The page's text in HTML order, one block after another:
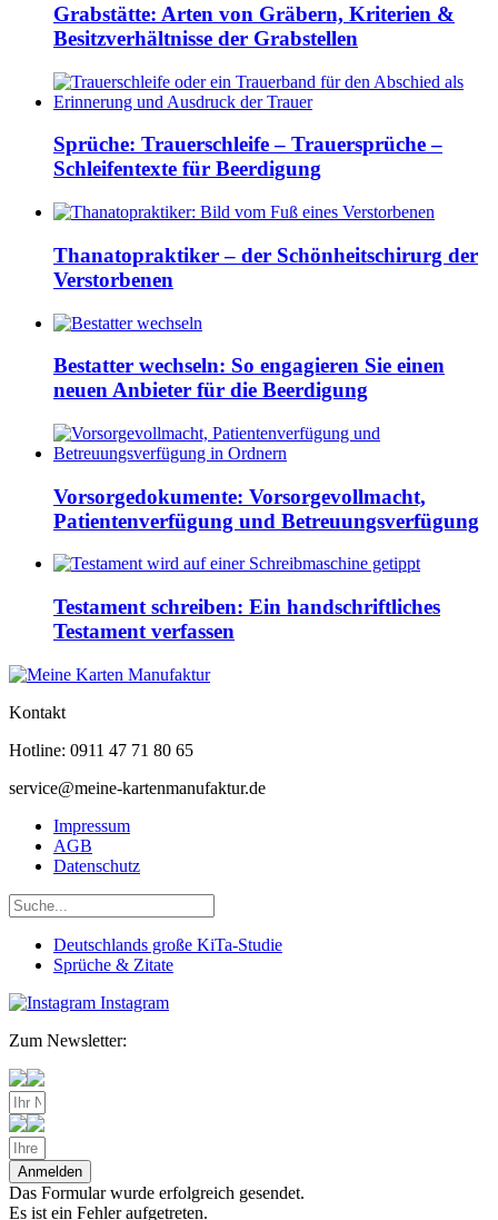
Grabstätte: Arten von Gräbern, Kriterien &
Besitzverhältnisse der Grabstellen
Sprüche: Trauerschleife – Trauersprüche –
Schleifentexte für Beerdigung
Thanatopraktiker – der Schönheitschirurg der
Verstorbenen
Bestatter wechseln: So engagieren Sie einen
neuen Anbieter für die Beerdigung
Vorsorgedokumente: Vorsorgevollmacht,
Patientenverfügung und Betreuungsverfügung
Testament schreiben: Ein handschriftliches
Testament verfassen
Kontakt
Hotline: 0911 47 71 80 65
service@meine-kartenmanufaktur.de
Impressum
AGB
Datenschutz
Deutschlands große KiTa-Studie
Sprüche & Zitate
Instagram
Zum Newsletter:
Anmelden
Das Formular wurde erfolgreich gesendet.
Es ist ein Fehler aufgetreten.